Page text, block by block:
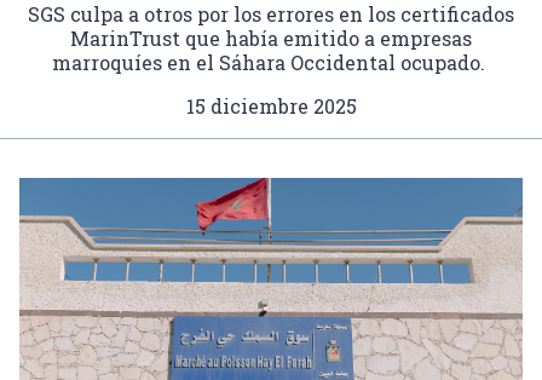
SGS culpa a otros por los errores en los certificados
MarinTrust que había emitido a empresas
marroquíes en el Sáhara Occidental ocupado.
15 diciembre 2025